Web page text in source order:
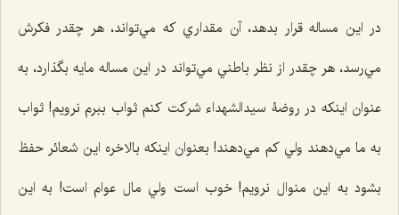
در اين مساله قرار بدهد، آن مقداري كه مي‌تواند، هر چقدر فكرش
مي‌رسد، هر چقدر از نظر باطني مي‌تواند در اين مساله مايه بگذارد، به
عنوان اينكه در روضۀ سيدالشهداء شركت كنم ثواب ببرم نرويم! ثواب
به ما مي‌دهند ولي كم مي‌دهند! بعنوان اينكه بالاخره اين شعائر حفظ
بشود به اين منوال نرويم! خوب است ولي مال عوام است! به اين